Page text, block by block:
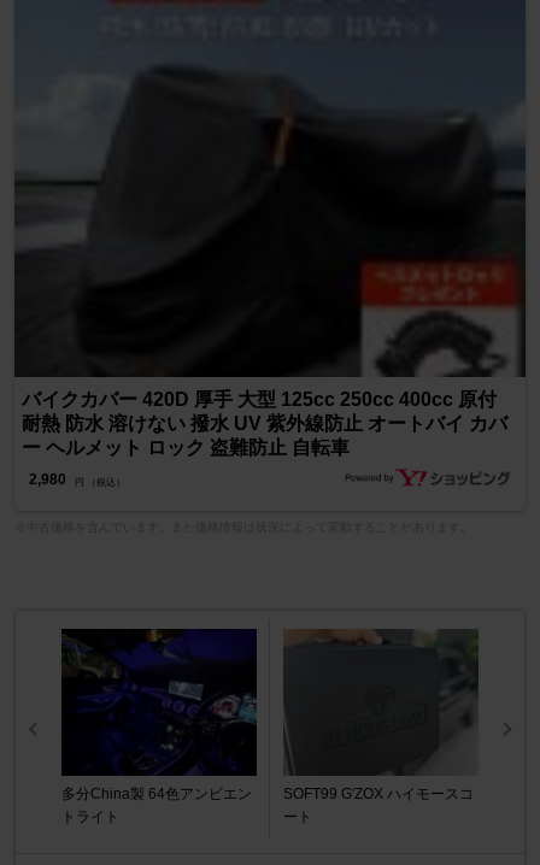
バイクカバー 420D 厚手 大型 125cc 250cc 400cc 原付
耐熱 防水 溶けない 撥水 UV 紫外線防止 オートバイ カバ
ー ヘルメット ロック 盗難防止 自転車
2,980 円 （税込）
多分China製 64色アンビエン
トライト
SOFT99 G'ZOX ハイモースコ
ート